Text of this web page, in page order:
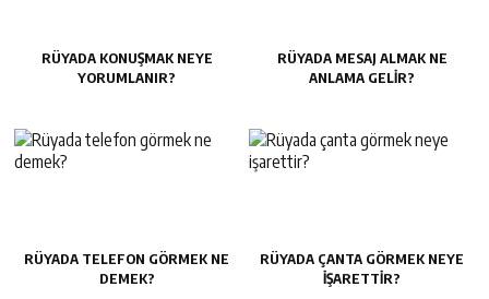
RÜYADA KONUŞMAK NEYE
YORUMLANIR?
RÜYADA MESAJ ALMAK NE
ANLAMA GELIR?
RÜYADA TELEFON GÖRMEK NE
DEMEK?
RÜYADA ÇANTA GÖRMEK NEYE
IŞARETTIR?